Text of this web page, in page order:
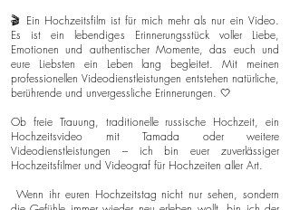
🎬 Ein Hochzeitsfilm ist für mich mehr als nur ein Video.
Es ist ein lebendiges Erinnerungsstück voller Liebe,
Emotionen und authentischer Momente, das euch und
eure Liebsten ein Leben lang begleitet. Mit meinen
professionellen Videodienstleistungen entstehen natürliche,
berührende und unvergessliche Erinnerungen. 🤍
Ob freie Trauung, traditionelle russische Hochzeit, ein
Hochzeitsvideo mit Tamada oder weitere
Videodienstleistungen – ich bin euer zuverlässiger
Hochzeitsfilmer und Videograf für Hochzeiten aller Art.
Wenn ihr euren Hochzeitstag nicht nur sehen, sondern